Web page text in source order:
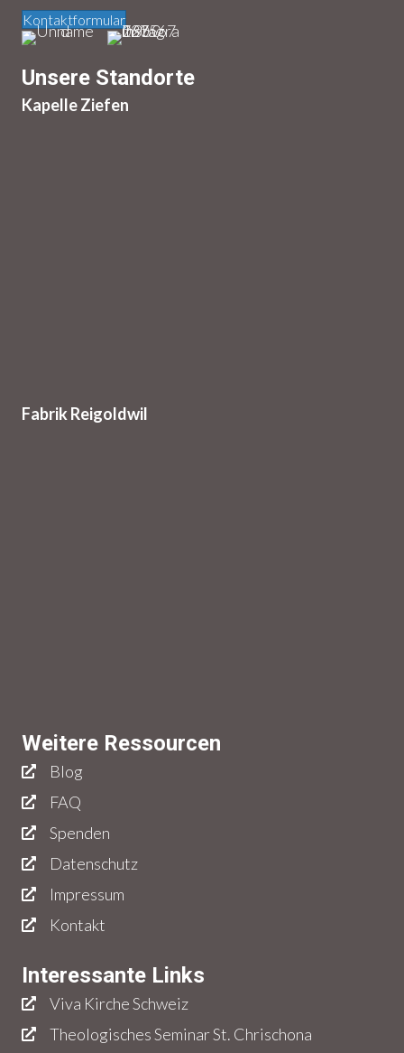
Kontaktformular
Unsere Standorte
Kapelle Ziefen
Fabrik Reigoldwil
Weitere Ressourcen
Blog
FAQ
Spenden
Datenschutz
Impressum
Kontakt
Interessante Links
Viva Kirche Schweiz
Theologisches Seminar St. Chrischona